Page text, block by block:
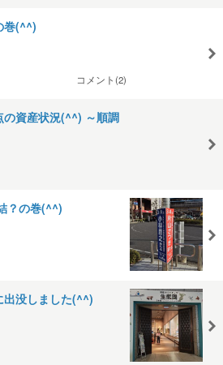
巻(^^)
コメント(2)
の資産状況(^^) ～順調
？の巻(^^)
出没しました(^^)